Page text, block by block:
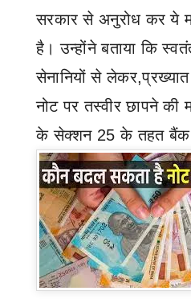
सरकार से अनुरोध कर ये
है। उन्होंने बताया कि
सेनानियों से लेकर,प्रख्यात
नोट पर तस्वीर छापने
के सेक्शन 25 के तहत बैंक